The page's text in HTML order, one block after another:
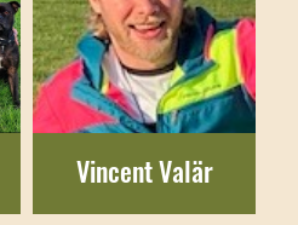
Vincent Valär